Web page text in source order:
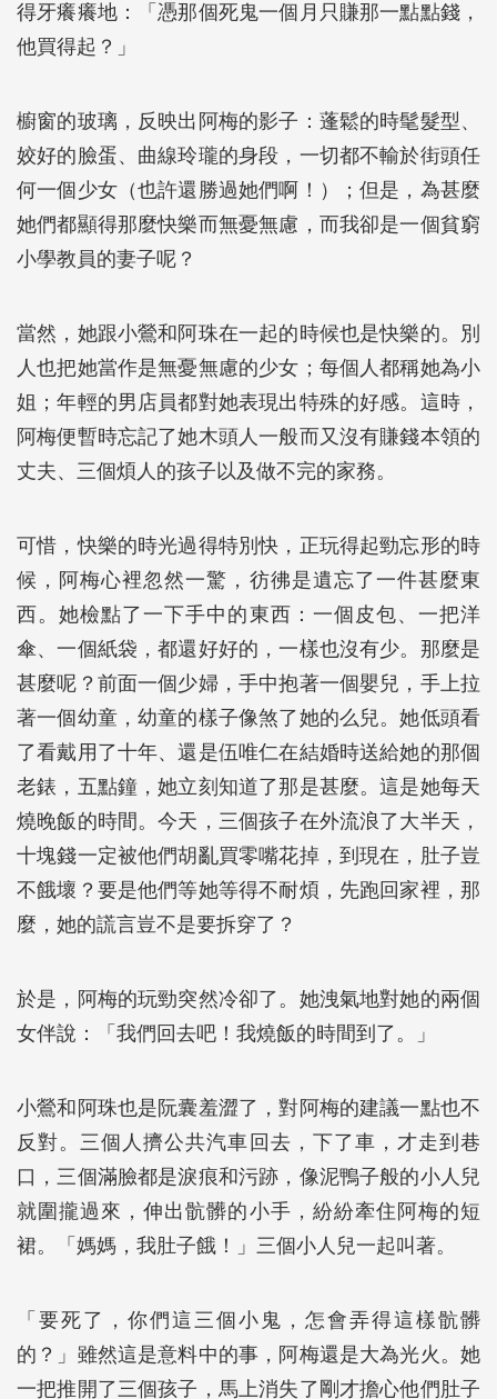
得牙癢癢地：「憑那個死鬼一個月只賺那一點點錢，
他買得起？」
櫥窗的玻璃，反映出阿梅的影子：蓬鬆的時髦髮型、
姣好的臉蛋、曲線玲瓏的身段，一切都不輸於街頭任
何一個少女（也許還勝過她們啊！）；但是，為甚麼
她們都顯得那麼快樂而無憂無慮，而我卻是一個貧窮
小學教員的妻子呢？
當然，她跟小鶯和阿珠在一起的時候也是快樂的。別
人也把她當作是無憂無慮的少女；每個人都稱她為小
姐；年輕的男店員都對她表現出特殊的好感。這時，
阿梅便暫時忘記了她木頭人一般而又沒有賺錢本領的
丈夫、三個煩人的孩子以及做不完的家務。
可惜，快樂的時光過得特別快，正玩得起勁忘形的時
候，阿梅心裡忽然一驚，彷彿是遺忘了一件甚麼東
西。她檢點了一下手中的東西：一個皮包、一把洋
傘、一個紙袋，都還好好的，一樣也沒有少。那麼是
甚麼呢？前面一個少婦，手中抱著一個嬰兒，手上拉
著一個幼童，幼童的樣子像煞了她的么兒。她低頭看
了看戴用了十年、還是伍唯仁在結婚時送給她的那個
老錶，五點鐘，她立刻知道了那是甚麼。這是她每天
燒晚飯的時間。今天，三個孩子在外流浪了大半天，
十塊錢一定被他們胡亂買零嘴花掉，到現在，肚子豈
不餓壞？要是他們等她等得不耐煩，先跑回家裡，那
麼，她的謊言豈不是要拆穿了？
於是，阿梅的玩勁突然冷卻了。她洩氣地對她的兩個
女伴說：「我們回去吧！我燒飯的時間到了。」
小鶯和阿珠也是阮囊羞澀了，對阿梅的建議一點也不
反對。三個人擠公共汽車回去，下了車，才走到巷
口，三個滿臉都是淚痕和污跡，像泥鴨子般的小人兒
就圍攏過來，伸出骯髒的小手，紛紛牽住阿梅的短
裙。「媽媽，我肚子餓！」三個小人兒一起叫著。
「要死了，你們這三個小鬼，怎會弄得這樣骯髒
的？」雖然這是意料中的事，阿梅還是大為光火。她
一把推開了三個孩子，馬上消失了剛才擔心他們肚子